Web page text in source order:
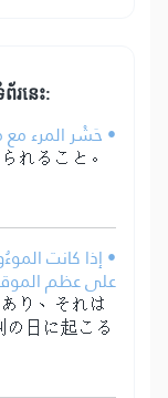
រនេះ:
• حَشْر المرء مع
れること。
• إذا كانت
على عظم
り、それは
日に起こる